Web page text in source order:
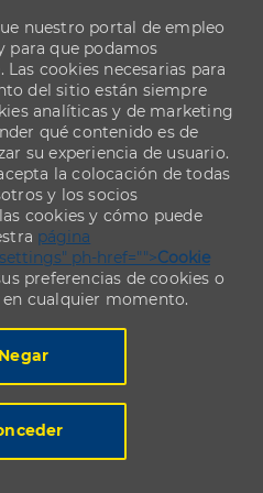
nuestro portal de empleo
para que podamos
cookies necesarias para
del sitio están siempre
analíticas y de marketing
qué contenido es de
su experiencia de usuario.
la colocación de todas
y los socios
cookies y cómo puede
página
ph-href="">Cookie
preferencias de cookies o
cualquier momento.
Negar